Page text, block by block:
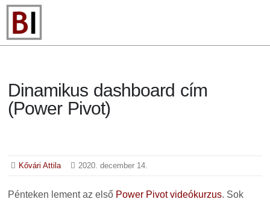
Dinamikus dashboard cím
(Power Pivot)
Kővári Attila 2020. december 14.
Pénteken lement az első Power Pivot videókurzus. Sok